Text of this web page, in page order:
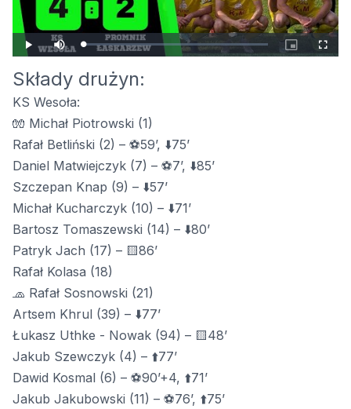
wideo
OdtwórzWyciszZaładowany:
Obraz
w
Pełny
ekran
Składy drużyn:
KS Wesoła:
🧤 Michał Piotrowski (1)
Rafał Betliński (2) – ⚽59’, ⬇️75’
Daniel Matwiejczyk (7) – ⚽7’, ⬇️85’
Szczepan Knap (9) – ⬇️57’
Michał Kucharczyk (10) – ⬇️71’
Bartosz Tomaszewski (14) – ⬇️80’
Patryk Jach (17) – 🟨86’
Rafał Kolasa (18)
🧢 Rafał Sosnowski (21)
Artsem Khrul (39) – ⬇️77’
Łukasz Uthke - Nowak (94) – 🟨48’
Jakub Szewczyk (4) – ⬆️77’
Dawid Kosmal (6) – ⚽90’+4, ⬆️71’
Jakub Jakubowski (11) – ⚽76’, ⬆️75’